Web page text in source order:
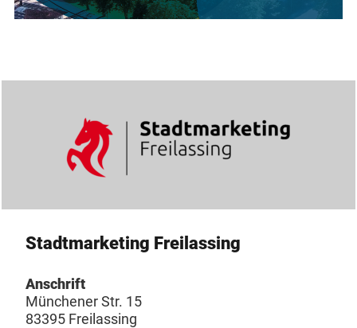
Stadtmarketing Freilassing
Anschrift
Münchener Str. 15
83395 Freilassing